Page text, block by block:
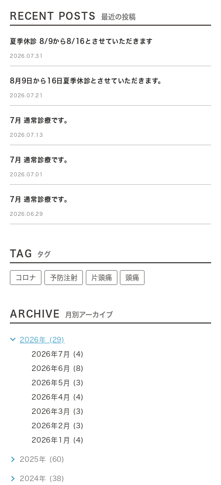
RECENT POSTS 最近の投稿
夏季休診 8/9から8/16とさせていただきます
2026.07.31
8月9日から16日夏季休診とさせていただきます。
2026.07.21
7月 通常診療です。
2026.07.13
7月 通常診療です。
2026.07.01
7月 通常診療です。
2026.06.29
TAG タグ
コロナ 予防注射 片頭痛 頭痛
ARCHIVE 月別アーカイブ
2026年 (29)
2026年7月 (4)
2026年6月 (8)
2026年5月 (3)
2026年4月 (4)
2026年3月 (3)
2026年2月 (3)
2026年1月 (4)
2025年 (60)
2024年 (38)